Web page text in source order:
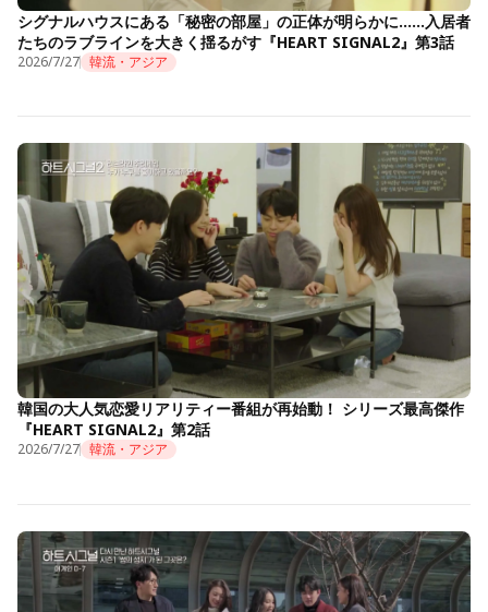
シグナルハウスにある「秘密の部屋」の正体が明らかに……入居者
たちのラブラインを大きく揺るがす『HEART SIGNAL2』第3話
2026/7/27 韓流・アジア
韓国の大人気恋愛リアリティー番組が再始動！ シリーズ最高傑作
『HEART SIGNAL2』第2話
2026/7/27 韓流・アジア